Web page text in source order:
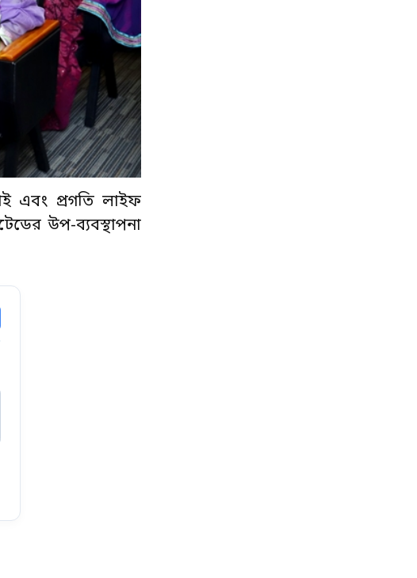
এবং প্রগতি লাইফ
উপ-ব্যবস্থাপনা